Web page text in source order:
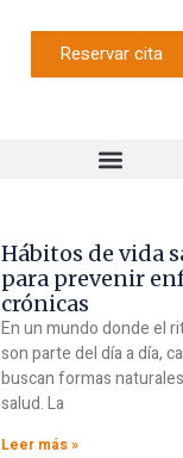
Reservar cita
Hábitos de vida
para prevenir
crónicas
En un mundo donde el
son parte del día a día,
buscan formas
salud. La
Leer más »